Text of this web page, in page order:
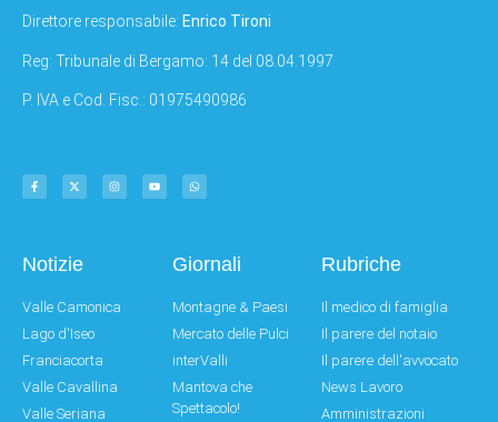
Direttore responsabile: Enrico Tironi
Reg: Tribunale di Bergamo: 14 del 08.04.1997
P. IVA e Cod. Fisc.: 01975490986
Notizie
Valle Camonica
Lago d'Iseo
Franciacorta
Valle Cavallina
Valle Seriana
Giornali
Montagne & Paesi
Mercato delle Pulci
interValli
Mantova che
Spettacolo!
Rubriche
Il medico di famiglia
Il parere del notaio
Il parere dell'avvocato
News Lavoro
Amministrazioni